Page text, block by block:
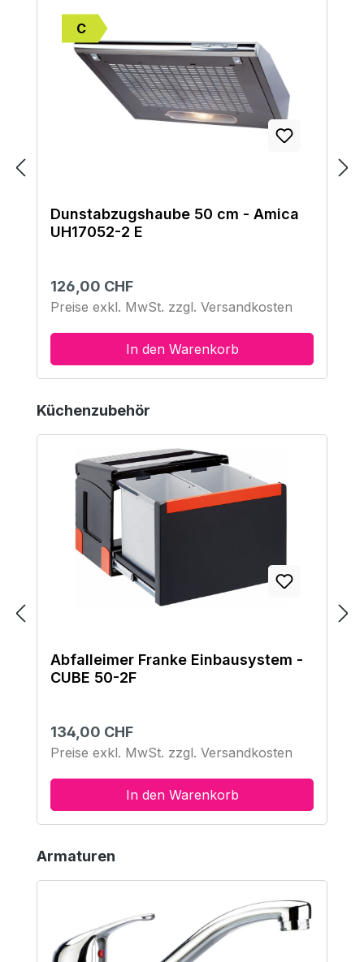
C
Dunstabzugshaube 50 cm - Amica
UH17052-2 E
Regulärer Preis:
126,00 CHF
Preise exkl. MwSt. zzgl. Versandkosten
In den Warenkorb
Produktgalerie überspringen
Küchenzubehör
Abfalleimer Franke Einbausystem -
CUBE 50-2F
Regulärer Preis:
134,00 CHF
Preise exkl. MwSt. zzgl. Versandkosten
In den Warenkorb
Produktgalerie überspringen
Armaturen